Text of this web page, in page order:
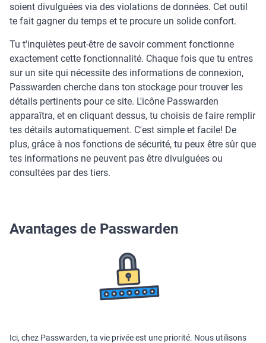
soient divulguées via des violations de données. Cet outil
te fait gagner du temps et te procure un solide confort.
Tu t'inquiètes peut-être de savoir comment fonctionne
exactement cette fonctionnalité. Chaque fois que tu entres
sur un site qui nécessite des informations de connexion,
Passwarden cherche dans ton stockage pour trouver les
détails pertinents pour ce site. L'icône Passwarden
apparaîtra, et en cliquant dessus, tu choisis de faire remplir
tes détails automatiquement. C'est simple et facile! De
plus, grâce à nos fonctions de sécurité, tu peux être sûr que
tes informations ne peuvent pas être divulguées ou
consultées par des tiers.
Avantages de Passwarden
Ici, chez Passwarden, ta vie privée est une priorité. Nous utilisons